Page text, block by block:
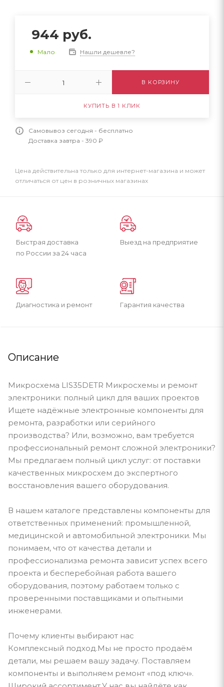
944 руб.
Мало Нашли дешевле?
В КОРЗИНУ
КУПИТЬ В 1 КЛИК
Самовывоз сегодня - бесплатно
Доставка завтра - 390 ₽
Цена действительна только для интернет-магазина и может
отличаться от цен в розничных магазинах
Быстрая доставка
по России за 24 часа
Выезд на предприятие
Диагностика и ремонт Гарантия качества
Описание
Микросхема LIS35DETR Микросхемы и ремонт
электроники: полный цикл для ваших проектов
Ищете надёжные электронные компоненты для
ремонта, разработки или серийного
производства? Или, возможно, вам требуется
профессиональный ремонт сложной электроники?
Мы предлагаем полный цикл услуг: от поставки
качественных микросхем до экспертного
восстановления вашего оборудования.
В нашем каталоге представлены компоненты для
ответственных применений: промышленной,
медицинской и автомобильной электроники. Мы
понимаем, что от качества детали и
профессионализма ремонта зависит успех всего
проекта и бесперебойная работа вашего
оборудования, поэтому работаем только с
проверенными поставщиками и опытными
инженерами.
Почему клиенты выбирают нас
Комплексный подход.Мы не просто продаём
детали, мы решаем вашу задачу. Поставляем
компоненты и выполняем ремонт «под ключ».